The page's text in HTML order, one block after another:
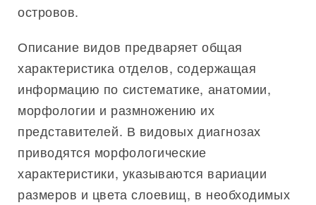
островов.
Описание видов предваряет общая
характеристика отделов, содержащая
информацию по систематике, анатомии,
морфологии и размножению их
представителей. В видовых диагнозах
приводятся морфологические
характеристики, указываются вариации
размеров и цвета слоевищ, в необходимых